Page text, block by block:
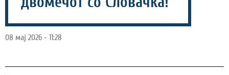
08 мај 2026 - 11:28